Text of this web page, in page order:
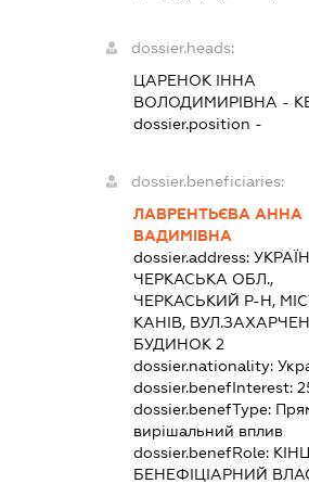
dossier.heads:
ЦАРЕНОК ІННА
ВОЛОДИМИРІВНА -
dossier.position -
dossier.beneficiaries:
ЛАВРЕНТЬЄВА АННА
ВАДИМІВНА
dossier.address:
ЧЕРКАСЬКА ОБЛ.,
ЧЕРКАСЬКИЙ Р-Н,
КАНІВ,
БУДИНОК 2
dossier.nationality:
dossier.benefInterest:
dossier.benefType:
вирішальний вплив
dossier.benefRole:
БЕНЕФІЦІАРНИЙ